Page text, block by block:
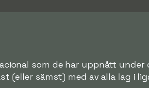
som de har uppnått
(eller sämst) med av alla lag i